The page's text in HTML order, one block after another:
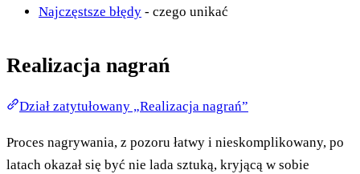
Najczęstsze błędy - czego unikać
Realizacja nagrań
Dział zatytułowany „Realizacja nagrań”
Proces nagrywania, z pozoru łatwy i nieskomplikowany, po
latach okazał się być nie lada sztuką, kryjącą w sobie